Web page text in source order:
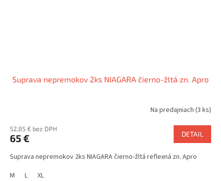
Suprava nepremokov 2ks NIAGARA čierno-žltá zn. Apro
Na predajniach (3 ks)
52,85 € bez DPH
65 € DETAIL
Suprava nepremokov 2ks NIAGARA čierno-žltá reflexná zn. Apro
M
L XL